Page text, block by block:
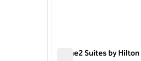
Home2 Suites by